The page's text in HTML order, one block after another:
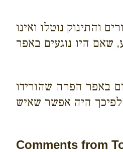
והתינוק נוטלו ואינו
שאם היו נוגעים באפר
באפר הפרה שהורידו
היה אפשר שאיש
Comments from